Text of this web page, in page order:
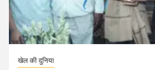
खेल की दुनिया